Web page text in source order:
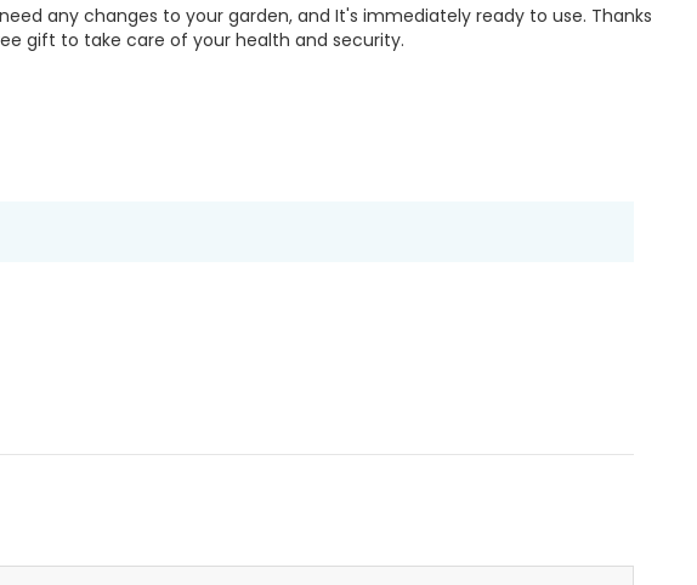
any changes to your garden, and It's immediately ready to use. Thanks
gift to take care of your health and security.